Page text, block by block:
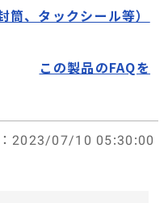
、タックシール等）
この製品のFAQを
：2023/07/10 05:30:00